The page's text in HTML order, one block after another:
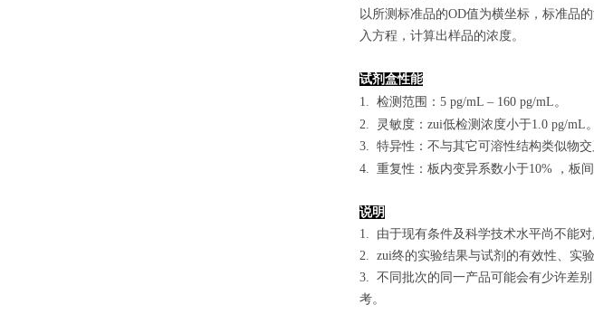
以所测标准品的OD值为横坐标， 标准品
入方程，计算出样品的浓度。
试剂盒性能
1. 检测范围 ： 5 pg/mL – 160 pg/mL。
2. 灵敏度：zui低检测浓度小于1.0 pg/mL。
3. 特异性：不与其它可溶性结构类似物交
4. 重复性：板内变异系数小于10% ， 板
说明
1. 由于现有条件及科学技术水平尚不能
2. zui终的实验结果与试剂的有效性、实
3. 不同批次的同一产品可能会有少许差
考。